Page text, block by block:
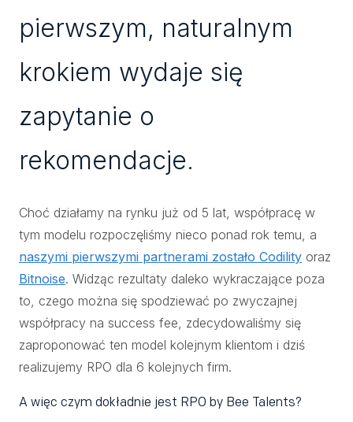
pierwszym, naturalnym
krokiem wydaje się
zapytanie o
rekomendacje.
Choć działamy na rynku już od 5 lat, współpracę w
tym modelu rozpoczęliśmy nieco ponad rok temu, a
naszymi pierwszymi partnerami zostało Codility oraz
Bitnoise. Widząc rezultaty daleko wykraczające poza
to, czego można się spodziewać po zwyczajnej
współpracy na success fee, zdecydowaliśmy się
zaproponować ten model kolejnym klientom i dziś
realizujemy RPO dla 6 kolejnych firm.
A więc czym dokładnie jest RPO by Bee Talents?